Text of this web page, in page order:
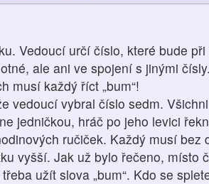
Vedoucí určí číslo, které bude při
ale ani ve spojení s jinými
musí každý říct „bum“!
vedoucí vybral číslo sedm.
jedničkou, hráč po jeho levici
ručiček. Každý musí bez
vyšší. Jak už bylo řečeno, místo
užít slova „bum“. Kdo se